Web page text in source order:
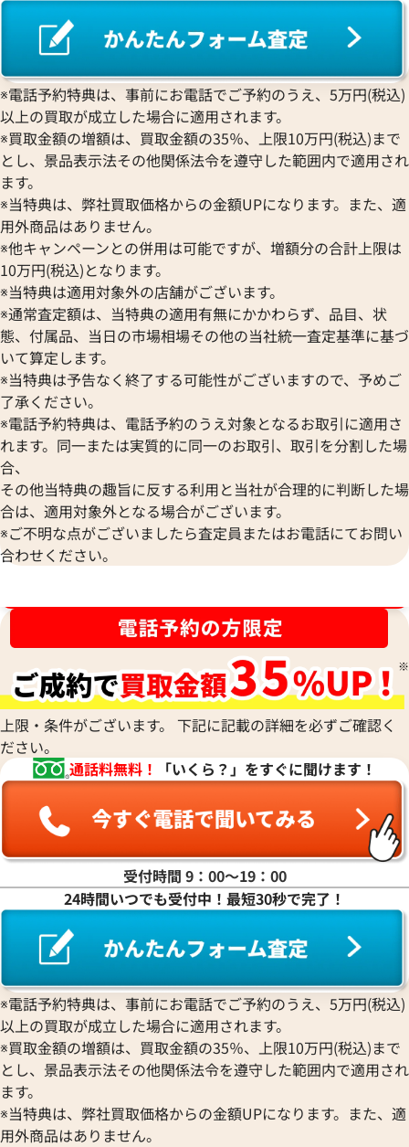
カルティエ ラブ ネックレス ペンダントト
ップ トップのみ
参考買取価格
268,000円
2026年5月17日時点
カルティエ ラブ
参考買取価格
265,000円
2026年4月17日時
カルティエ ラブ リング
参考買取価格
235,000
2026年6月17日時点
カルティエ ラブ
参考買取価格
2025年9月17日時
※電話予約特典は、事前にお電話でご予約のうえ、5万円(税込)
以上の買取が成立した場合に適用されます。
※買取金額の増額は、買取金額の35％、上限10万円(税込)まで
とし、景品表示法その他関係法令を遵守した範囲内で適用され
ます。
※当特典は、弊社買取価格からの金額UPになります。また、適
用外商品はありません。
※他キャンペーンとの併用は可能ですが、増額分の合計上限は
10万円(税込)となります。
※当特典は適用対象外の店舗がございます。
※通常査定額は、当特典の適用有無にかかわらず、品目、状
態、付属品、当日の市場相場その他の当社統一査定基準に基づ
いて算定します。
※当特典は予告なく終了する可能性がございますので、予めご
了承ください。
※電話予約特典は、電話予約のうえ対象となるお取引に適用さ
れます。同一または実質的に同一のお取引、取引を分割した場
合、
その他当特典の趣旨に反する利用と当社が合理的に判断した場
合は、適用対象外となる場合がございます。
※ご不明な点がございましたら査定員またはお電話にてお問い
合わせください。
上限・条件がございます。 下記に記載の詳細を必ずご確認く
ださい。
通話料無料！
「いくら？」をすぐに聞けます！
受付時間 9：00〜19：00
24時間いつでも受付中！最短30秒で完了！
※電話予約特典は、事前にお電話でご予約のうえ、5万円(税込)
以上の買取が成立した場合に適用されます。
※買取金額の増額は、買取金額の35％、上限10万円(税込)まで
とし、景品表示法その他関係法令を遵守した範囲内で適用され
ます。
※当特典は、弊社買取価格からの金額UPになります。また、適
用外商品はありません。